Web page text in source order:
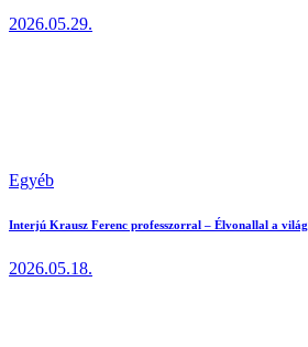
2026.05.29.
Egyéb
Interjú Krausz Ferenc professzorral – Élvonallal a
2026.05.18.